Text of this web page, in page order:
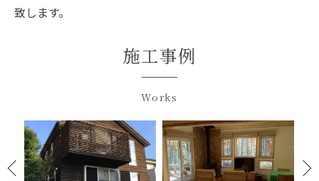
致します。
Works
施工事例